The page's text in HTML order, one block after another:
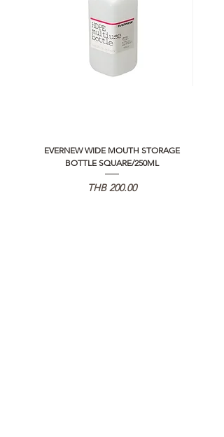
EVERNEW WIDE MOUTH STORAGE
BOTTLE SQUARE/250ML
Price
THB 200.00